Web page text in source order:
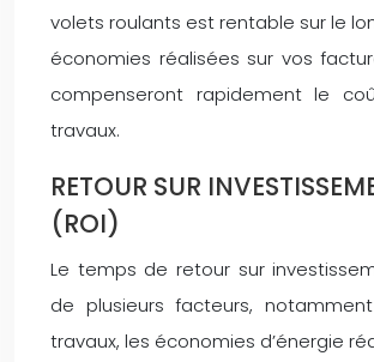
volets roulants est rentable sur le
économies réalisées sur vos
compenseront rapidement le
travaux.
RETOUR SUR
(ROI)
Le temps de retour sur
de plusieurs facteurs,
travaux, les économies d’énergie